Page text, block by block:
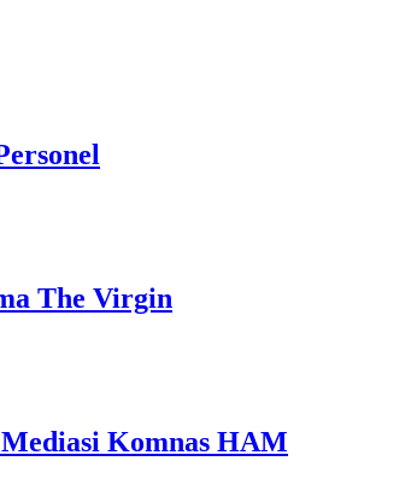
The Virgin
Komnas HAM